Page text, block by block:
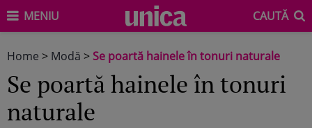
MENIU CAUTĂ
Home > Modă > Se poartă hainele în tonuri naturale
Se poartă hainele în tonuri
naturale